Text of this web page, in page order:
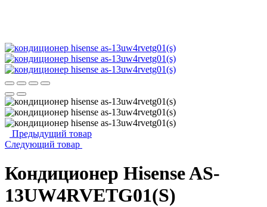
Предыдущий товар
Следующий товар
Кондиционер Hisense AS-
13UW4RVETG01(S)